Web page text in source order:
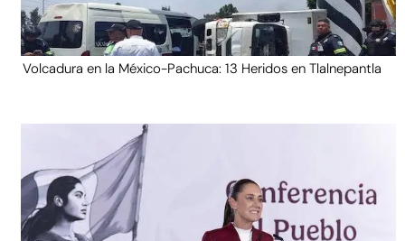
Volcadura en la México-Pachuca: 13 Heridos en Tlalnepantla